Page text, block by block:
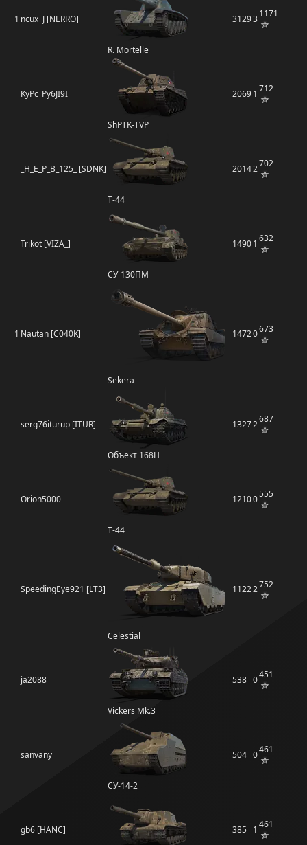
1 ncux_J [NERRO]
R. Mortelle
312931171
KyPc_Py6JI9I
ShPTK-TVP
20691 712
_H_E_P_B_125_ [SDNK]
Т-44
20142702
Trikot [VIZA_]
СУ-130ПМ
14901 632
1 Nautan [C040K]
Sekera
14720673
serg76iturup [ITUR]
Объект 168Н
13272687
Orion5000
Т-44
12100555
SpeedingEye921 [LT3]
Celestial
11222752
ja2088
Vickers Mk.3
538 0451
sanvany
СУ-14-2
504 0461
gb6 [HANC] 385 1 461